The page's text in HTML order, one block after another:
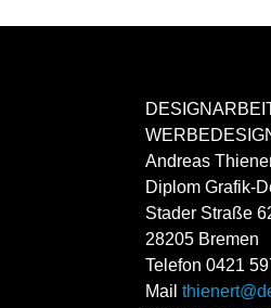
Andreas
Diplom Grafik-
Stader Straße
28205 Bremen
Telefon 0421
Mail